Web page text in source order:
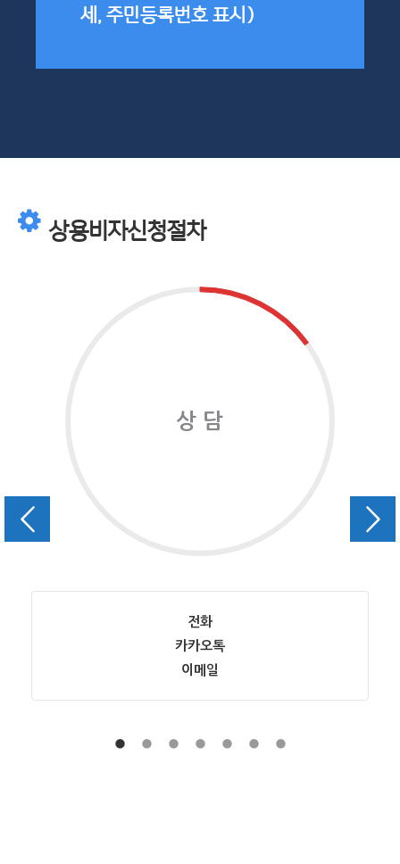
세, 주민등록번호 표시)
상용비자신청절차
상 담
전화
카카오톡
이메일